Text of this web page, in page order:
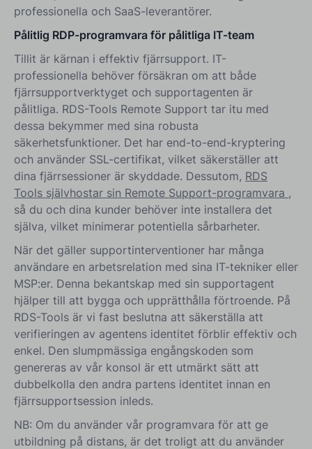
professionella och SaaS-leverantörer.
Pålitlig RDP-programvara för pålitliga IT-team
Tillit är kärnan i effektiv fjärrsupport. IT-
professionella behöver försäkran om att både
fjärrsupportverktyget och supportagenten är
pålitliga. RDS-Tools Remote Support tar itu med
dessa bekymmer med sina robusta
säkerhetsfunktioner. Det har end-to-end-kryptering
och använder SSL-certifikat, vilket säkerställer att
dina fjärrsessioner är skyddade. Dessutom, RDS
Tools självhostar sin Remote Support-programvara ,
så du och dina kunder behöver inte installera det
själva, vilket minimerar potentiella sårbarheter.
När det gäller supportinterventioner har många
användare en arbetsrelation med sina IT-tekniker eller
MSP:er. Denna bekantskap med sin supportagent
hjälper till att bygga och upprätthålla förtroende. På
RDS-Tools är vi fast beslutna att säkerställa att
verifieringen av agentens identitet förblir effektiv och
enkel. Den slumpmässiga engångskoden som
genereras av vår konsol är ett utmärkt sätt att
dubbelkolla den andra partens identitet innan en
fjärrsupportsession inleds.
NB: Om du använder vår programvara för att ge
utbildning på distans, är det troligt att du använder